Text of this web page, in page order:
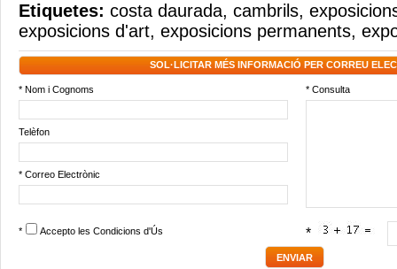
Etiquetes: costa daurada, cambrils,
exposicions d'art, exposicions permanents,
SOL·LICITAR MÉS INFORMACIÓ PER CORREU
* Nom i Cognoms * Consulta
Telèfon
* Correo Electrònic
* Accepto les Condicions d'Ús *